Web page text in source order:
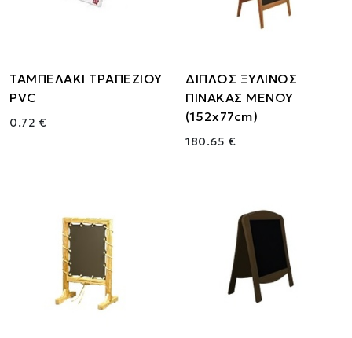
ΤΑΜΠΕΛΑΚΙ ΤΡΑΠΕΖΙΟΥ
PVC
0.72 €
ΔΙΠΛΟΣ ΞΥΛΙΝΟΣ
ΠΙΝΑΚΑΣ ΜΕΝΟΥ
(152x77cm)
180.65 €